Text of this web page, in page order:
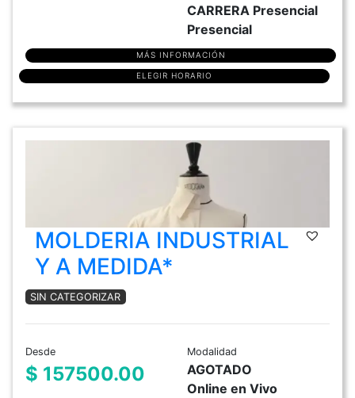
CARRERA Presencial
Presencial
MÁS INFORMACIÓN
ELEGIR HORARIO
MOLDERIA INDUSTRIAL
Y A MEDIDA*
SIN CATEGORIZAR
Desde
$ 157500.00
Modalidad
AGOTADO
Online en Vivo